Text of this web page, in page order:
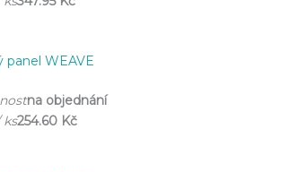
panel WEAVE
na objednání
ks254.60 Kč